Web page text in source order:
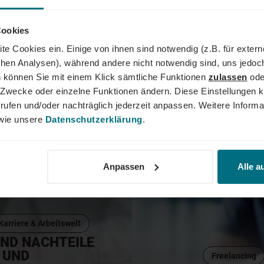
Cookies ein. Einige von ihnen sind notwendig (z.B. für
Analysen), während andere nicht notwendig sind, uns
Sie mit einem Klick sämtliche Funktionen zulassen
oder einzelne Funktionen ändern. Diese Einstellungen
und/oder nachträglich jederzeit anpassen. Weitere
unsere Datenschutzerklärung.
Anpassen Alle
Konzernen
Internationales
und meist
Doch wie
Konzernen?
Victoria
uns, wie ihr
INGENIEUR
Ingenieur:innen sind
Maschinenbau-, Elektro-
Wirtschaftsingenieur:innen.
(deutlich) mehr als die
tatsächliches Gehalt
all das erklären wir Dir in
& Arbeitswelt
NACHTEILE
09
MAI
Freelancing